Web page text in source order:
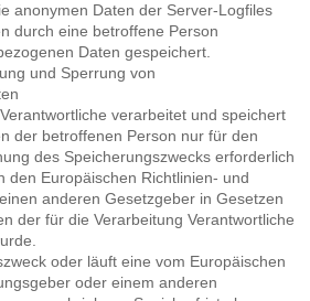
anonymen Daten der Server-Logfiles
durch eine betroffene Person
Daten gespeichert.
und Sperrung von
verarbeitet und speichert
der betroffenen Person nur für den
des Speicherungszwecks erforderlich
den Europäischen Richtlinien- und
anderen Gesetzgeber in Gesetzen
der für die Verarbeitung Verantwortliche
oder läuft eine vom Europäischen
oder einem anderen